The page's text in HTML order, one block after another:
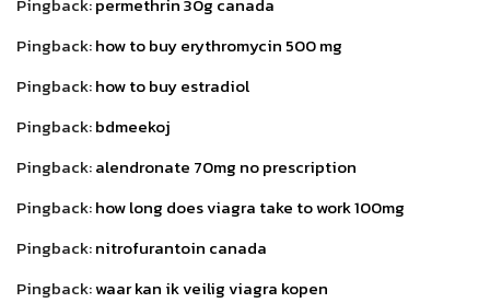
Pingback:how to buy erythromycin 500 mg
Pingback:how to buy estradiol
Pingback:bdmeekoj
Pingback:alendronate 70mg no prescription
Pingback:how long does viagra take to work 100mg
Pingback:nitrofurantoin canada
Pingback:waar kan ik veilig viagra kopen